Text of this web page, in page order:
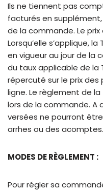
Ils ne tiennent pas
facturés en
de la commande. Le
Lorsqu’elle s’applique,
en vigueur au jour de la
du taux applicable de
répercuté sur le prix
ligne. Le règlement de
lors de la commande. A
versées ne pourront
arrhes ou des acomptes.
MODES DE RÈGLEMENT :
Pour régler sa